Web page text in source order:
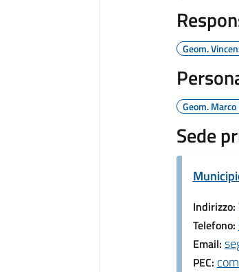
Geom.
Geom.
Sede
Indirizzo:
Telefono:
Email:
PEC: